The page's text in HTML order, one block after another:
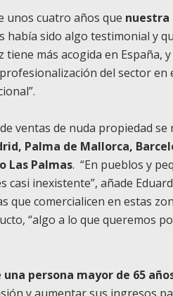
unos cuatro años que nuestra
había sido algo testimonial y
tiene más acogida en España,
del sector en
ventas de nuda propiedad
Palma de Mallorca,
Las Palmas. “En pueblos y
casi inexistente”, añade
que comercialicen en estas
“algo a lo que queremos
una persona mayor de 65
y aumentar sus ingresos